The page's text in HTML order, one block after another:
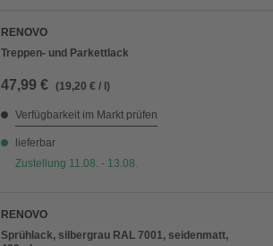
RENOVO
Treppen- und Parkettlack
47,99 € (19,20 € / l)
Verfügbarkeit im Markt prüfen
lieferbar
Zustellung 11.08. - 13.08.
RENOVO
Sprühlack, silbergrau RAL 7001, seidenmatt,